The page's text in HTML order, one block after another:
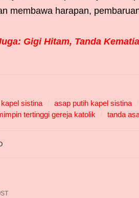
membawa harapan,
Gigi Hitam, Tanda
sistina asap putih kapel sistina
tertinggi gereja katolik tanda